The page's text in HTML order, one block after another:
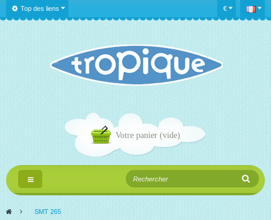
€
Top des liens
Votre panier (vide)
Navigation
bascule
> SMT 265